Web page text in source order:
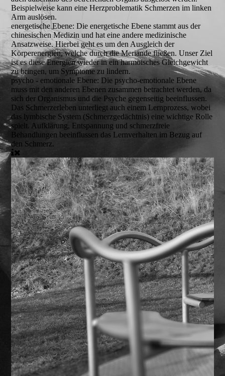
Beispielweise kann eine Herzproblematik Schmerzen im linken
Arm auslösen.
energetische Ebene:Die energetische Ebene stammt aus der
chinesischen Medizin und hat eine andere medizinische
Ansatzweise. Hierbei geht es um den Ausgleich der
Körperenergien, welche durch die Meriande fließen. Unser Ziel
ist es diese Energien wieder in ein harmoisches Gleichgewicht
zu bringen, um Symptome zu lindern.
psycho - emotionale Ebene: Die psycho-emotionale Ebene
muss mit den anderen Ebenen zusammen betrachtet werden, da
sich der Organismus und die Psyche gegenseitig beeinflussen.
Das Schmerzerleben unterliegt auch einem Lernprozess, wobei
das lymbische System (Schmerzgedächtnis) eine wichtige Rolle
spielt. Aufklärung, Entspannung und schmerzfreie
Behandlungen beeinflussen das Lernverhalten im Bezug auf
den Schmerz.